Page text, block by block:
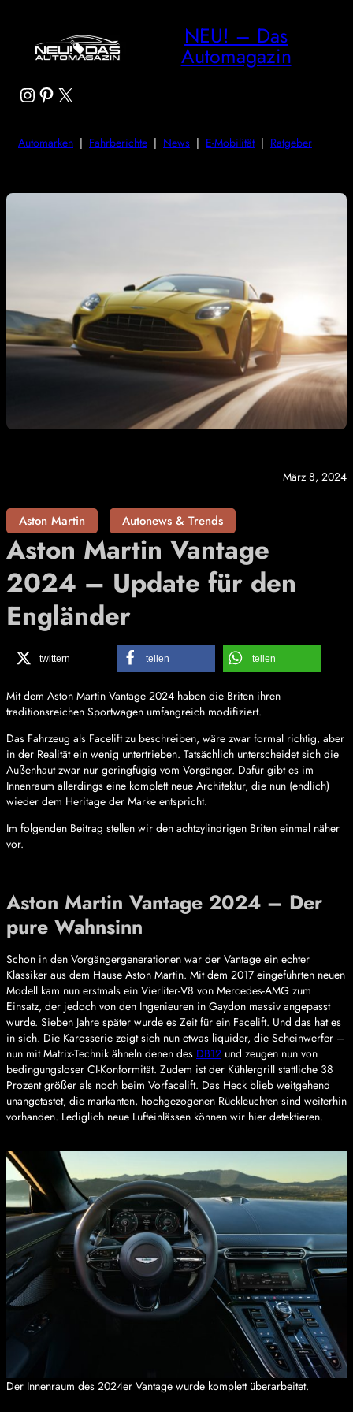
NEU! – Das
Automagazin
Instagram
Pinterest
X
Automarken | Fahrberichte | News | E-Mobilität| Ratgeber
März 8, 2024
Aston Martin Autonews & Trends
Aston Martin Vantage
2024 – Update für den
Engländer
twittern teilen teilen
Mit dem Aston Martin Vantage 2024 haben die Briten ihren
traditionsreichen Sportwagen umfangreich modifiziert.
Das Fahrzeug als Facelift zu beschreiben, wäre zwar formal richtig, aber
in der Realität ein wenig untertrieben. Tatsächlich unterscheidet sich die
Außenhaut zwar nur geringfügig vom Vorgänger. Dafür gibt es im
Innenraum allerdings eine komplett neue Architektur, die nun (endlich)
wieder dem Heritage der Marke entspricht.
Im folgenden Beitrag stellen wir den achtzylindrigen Briten einmal näher
vor.
Aston Martin Vantage 2024 – Der
pure Wahnsinn
Schon in den Vorgängergenerationen war der Vantage ein echter
Klassiker aus dem Hause Aston Martin. Mit dem 2017 eingeführten neuen
Modell kam nun erstmals ein Vierliter-V8 von Mercedes-AMG zum
Einsatz, der jedoch von den Ingenieuren in Gaydon massiv angepasst
wurde. Sieben Jahre später wurde es Zeit für ein Facelift. Und das hat es
in sich. Die Karosserie zeigt sich nun etwas liquider, die Scheinwerfer –
nun mit Matrix-Technik ähneln denen des DB12 und zeugen nun von
bedingungsloser CI-Konformität. Zudem ist der Kühlergrill stattliche 38
Prozent größer als noch beim Vorfacelift. Das Heck blieb weitgehend
unangetastet, die markanten, hochgezogenen Rückleuchten sind weiterhin
vorhanden. Lediglich neue Lufteinlässen können wir hier detektieren.
Der Innenraum des 2024er Vantage wurde komplett überarbeitet.